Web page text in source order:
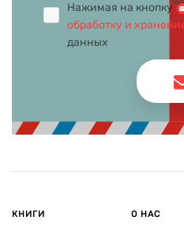
Нажимая на кнопку
обработку и
данных
КНИГИ О НАС